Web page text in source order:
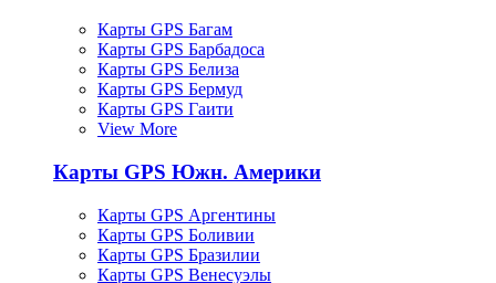
Карты GPS Багам
Карты GPS Барбадоса
Карты GPS Белиза
Карты GPS Бермуд
Карты GPS Гаити
View More
Карты GPS Южн. Америки
Карты GPS Аргентины
Карты GPS Боливии
Карты GPS Бразилии
Карты GPS Венесуэлы